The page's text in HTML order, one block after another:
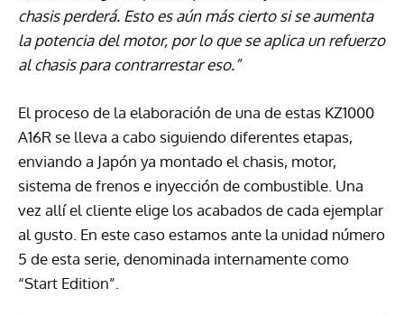
chasis perderá. Esto es aún más cierto si se aumenta
la potencia del motor, por lo que se aplica un refuerzo
al chasis para contrarrestar eso.”
El proceso de la elaboración de una de estas KZ1000
A16R se lleva a cabo siguiendo diferentes etapas,
enviando a Japón ya montado el chasis, motor,
sistema de frenos e inyección de combustible. Una
vez allí el cliente elige los acabados de cada ejemplar
al gusto. En este caso estamos ante la unidad número
5 de esta serie, denominada internamente como
“Start Edition”.